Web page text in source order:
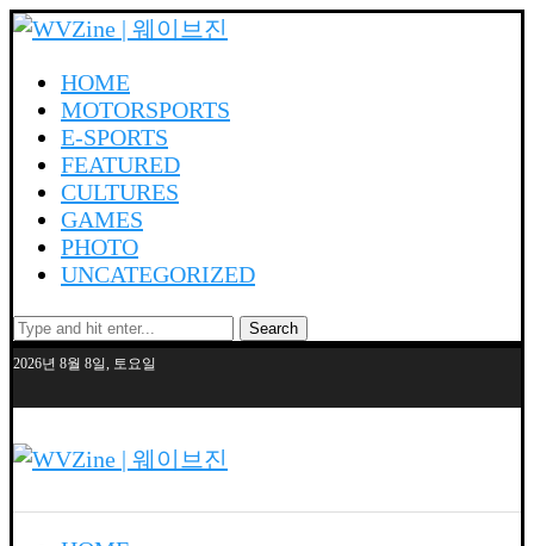
HOME
MOTORSPORTS
E-SPORTS
FEATURED
CULTURES
GAMES
PHOTO
UNCATEGORIZED
Search
2026년 8월 8일, 토요일